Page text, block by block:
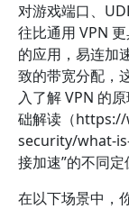
对游戏端口、
往比通用 VPN
的应用，易连加
致的带宽分配，
入了解 VPN 的
础解读（
security/what-
接加速”的不同定
在以下场景中，